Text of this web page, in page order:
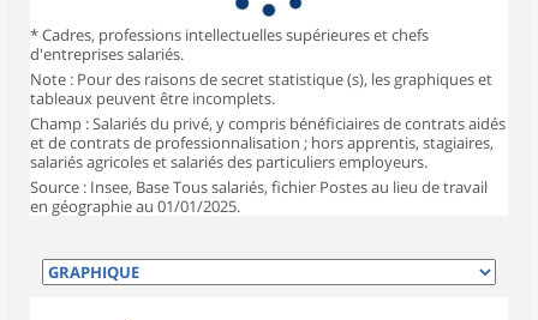
* Cadres, professions intellectuelles supérieures et chefs
d'entreprises salariés.
Note : Pour des raisons de secret statistique (s), les graphiques et
tableaux peuvent être incomplets.
Champ : Salariés du privé, y compris bénéficiaires de contrats aidés
et de contrats de professionnalisation ; hors apprentis, stagiaires,
salariés agricoles et salariés des particuliers employeurs.
Source : Insee, Base Tous salariés, fichier Postes au lieu de travail
en géographie au 01/01/2025.